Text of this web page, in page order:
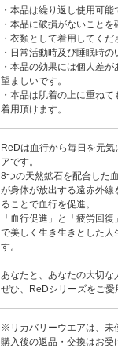
・本品は繰り返し使用可能
・本品に破損がないことを
・衣類として着用してくだ
・日常活動時及び睡眠時の
・本品の効果には個人差
望ましいです。
・本品は肌着の上に重ね
着用頂けます。
ReDは血行から毎日を元
アです。
8つの天然鉱石を配合した
が身体が放出する遠赤外
ることで血行を促進。
「血行促進」と「疲労回
で美しく生き生きとした人
す。
あなたと、あなたの大切な
ぜひ、ReDシリーズをご愛
※リカバリーウエアは、未
購入後の返品・交換はお受